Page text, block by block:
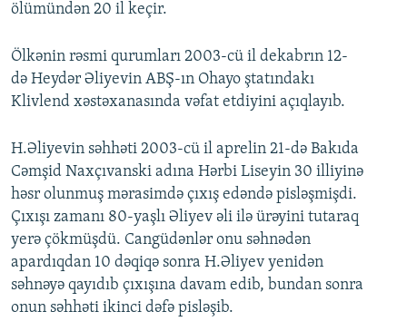
XƏBƏR BÜLLETENLƏRIMIZ
ölümündən 20 il keçir.
Ölkənin rəsmi qurumları 2003-cü il dekabrın 12-
də Heydər Əliyevin ABŞ-ın Ohayo ştatındakı
Klivlend xəstəxanasında vəfat etdiyini açıqlayıb.
H.Əliyevin səhhəti 2003-cü il aprelin 21-də Bakıda
Cəmşid Naxçıvanski adına Hərbi Liseyin 30 illiyinə
həsr olunmuş mərasimdə çıxış edəndə pisləşmişdi.
Çıxışı zamanı 80-yaşlı Əliyev əli ilə ürəyini tutaraq
yerə çökmüşdü. Cangüdənlər onu səhnədən
apardıqdan 10 dəqiqə sonra H.Əliyev yenidən
səhnəyə qayıdıb çıxışına davam edib, bundan sonra
onun səhhəti ikinci dəfə pisləşib.